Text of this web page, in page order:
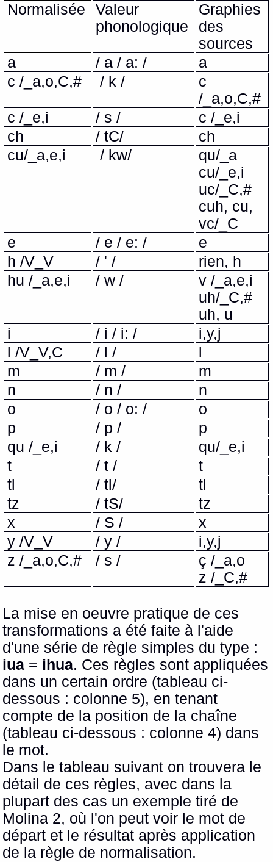
Normalisée
Valeur
phonologique
Graphies
des
sources
a
/ a / a: /
a
c /_a,o,C,#
/ k /
c
/_a,o,C,#
c /_e,i
/ s /
c /_e,i
ch
/ tC/
ch
cu/_a,e,i
/ kw/
qu/_a
cu/_e,i
uc/_C,#
cuh, cu,
vc/_C
e
/ e / e: /
e
h /V_V
/ ' /
rien, h
hu /_a,e,i
/ w /
v /_a,e,i
uh/_C,#
uh, u
i
/ i / i: /
i,y,j
l /V_V,C
/ l /
m
/ m /
m
n
/ n /
n
o
/ o / o: /
o
p
/ p /
p
qu /_e,i
/ k /
qu/_e,i
t
/ t /
t
tl
/ tl/
tl
tz
/ tS/
tz
x
/ S /
x
y /V_V
/ y /
i,y,j
z /_a,o,C,#
/ s /
ç /_a,o
z /_C,#
La mise en oeuvre pratique de ces
transformations a été faite à l'aide
d'une série de règle simples du type :
iua = ihua. Ces règles sont appliquées
dans un certain ordre (tableau ci-
dessous : colonne 5), en tenant
compte de la position de la chaîne
(tableau ci-dessous : colonne 4) dans
le mot.
Dans le tableau suivant on trouvera le
détail de ces règles, avec dans la
plupart des cas un exemple tiré de
Molina 2, où l'on peut voir le mot de
départ et le résultat après application
de la règle de normalisation.